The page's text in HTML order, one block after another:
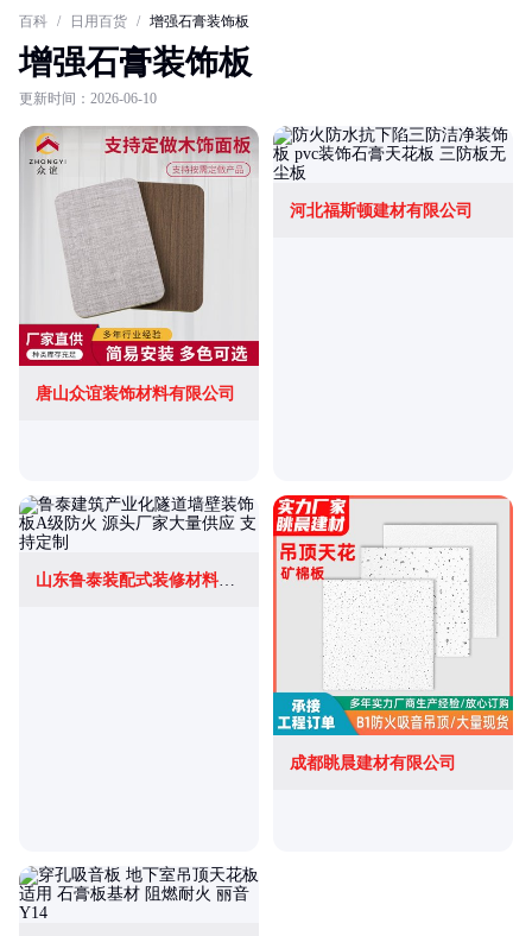
百科 / 日用百货 / 增强石膏装饰板
增强石膏装饰板
更新时间：2026-06-10
唐山众谊装饰材料有限公司
河北福斯顿建材有限公司
山东鲁泰装配式装修材料有限公司
成都眺晨建材有限公司